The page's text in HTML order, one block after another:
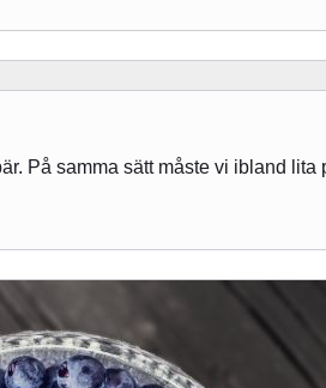
På samma sätt måste vi ibland lita